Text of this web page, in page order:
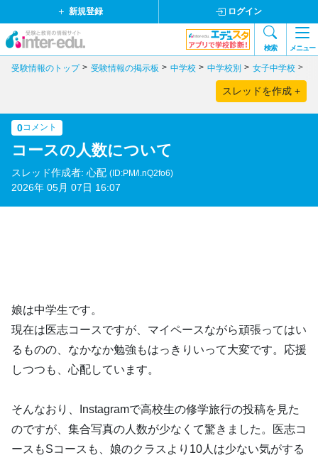
新規登録 ログイン
検索 メニュー
受験情報のトップ 受験情報の掲示板 中学校 中学校別 女子中学校
スレッドを作成 +
0コメント
コースの人数について
スレッド作成者: 心配 (ID:PM/l.nQ2fo6)
2026年 05月 07日 16:07
娘は中学生です。
現在は医志コースですが、マイペースながら頑張ってはい
るものの、なかなか勉強もはっきりいって大変です。応援
しつつも、心配しています。
そんなおり、Instagramで高校生の修学旅行の投稿を見た
のですが、集合写真の人数が少なくて驚きました。医志コ
ースもSコースも、娘のクラスより10人は少ない気がする